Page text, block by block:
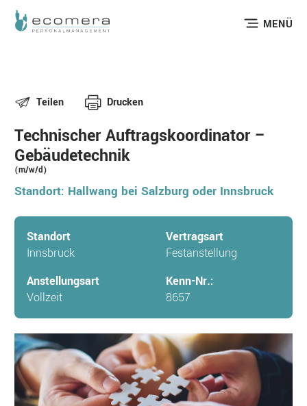
MENÜ
Teilen Drucken
Technischer Auftragskoordinator –
Gebäudetechnik
(m/w/d)
Standort: Hallwang bei Salzburg oder Innsbruck
Standort
Innsbruck
Vertragsart
Festanstellung
Anstellungsart
Vollzeit
Kenn-Nr.:
8657